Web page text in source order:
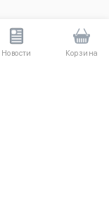
Новости Корзина